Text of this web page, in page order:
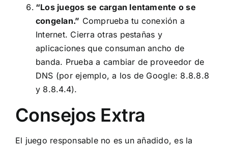
“Los juegos se cargan lentamente o se
congelan.” Comprueba tu conexión a
Internet. Cierra otras pestañas y
aplicaciones que consuman ancho de
banda. Prueba a cambiar de proveedor de
DNS (por ejemplo, a los de Google: 8.8.8.8
y 8.8.4.4).
Consejos Extra
El juego responsable no es un añadido, es la